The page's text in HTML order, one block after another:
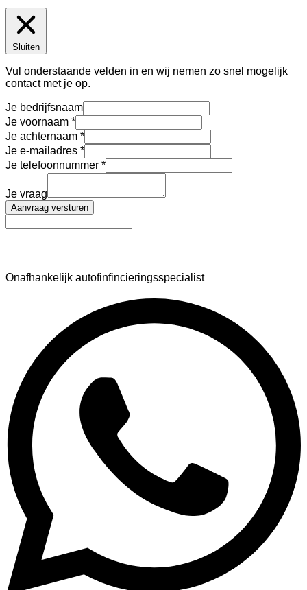
Sluiten
Vul onderstaande velden in en wij nemen zo snel mogelijk
contact met je op.
Je bedrijfsnaam
Je voornaam
Je achternaam
Je e-mailadres
Je telefoonnummer
Je vraag
Aanvraag versturen
Onafhankelijk autofinfincieringsspecialist